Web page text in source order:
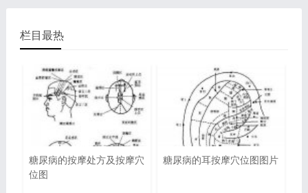
栏目最热
糖尿病的按摩处方及按摩穴
位图
糖尿病的耳按摩穴位图图片